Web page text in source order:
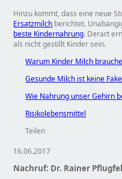
Hinzu kommt, dass eine neue
Ersatzmilch berichtet.
beste Kindernahrung. Derart
als nicht gestillt Kinder sein.
Warum Kinder Milch
Gesunde Milch ist keine
Wie Nahrung unser Gehirn
Risikolebensmittel
Teilen
16.06.2017
Nachruf: Dr. Rainer